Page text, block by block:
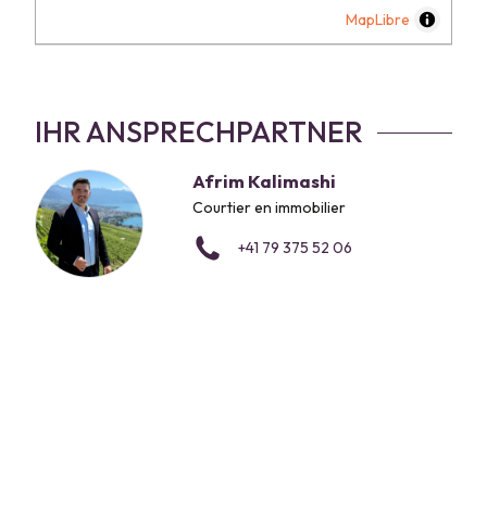
MapLibre
IHR ANSPRECHPARTNER
Afrim Kalimashi
Courtier en immobilier
+41 79 375 52 06